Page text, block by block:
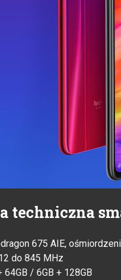
techniczna
675 AIE,
do 845 MHz
64GB / 6GB + 128GB